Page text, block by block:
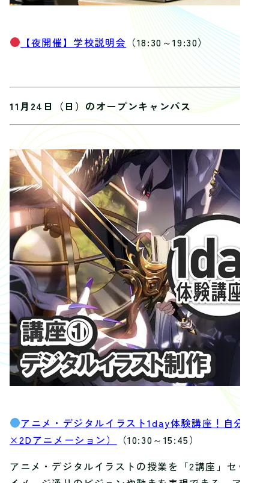
【夜開催】学校説明会 （18:30～19:30）
11月24日（日）のオープンキャンパス
アニメ・デジタルイラスト1day体験講座！自分だ
×2Dアニメーション）
（10:30～15:45）
アニメ・デジタルイラストの授業を「2講座」セット